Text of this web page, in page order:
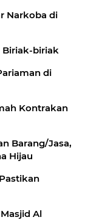
Narkoba di
Biriak-biriak
di
Kontrakan
Barang/Jasa,
Hijau
Al